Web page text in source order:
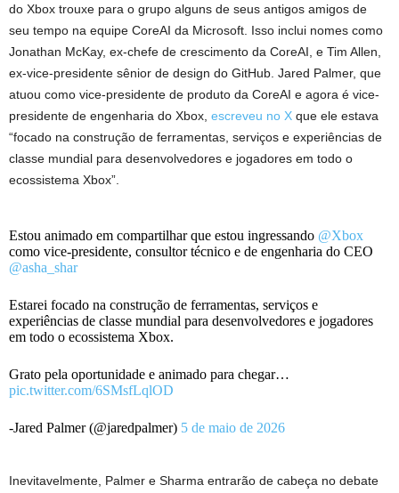
do Xbox trouxe para o grupo alguns de seus antigos amigos de
seu tempo na equipe CoreAI da Microsoft. Isso inclui nomes como
Jonathan McKay, ex-chefe de crescimento da CoreAI, e Tim Allen,
ex-vice-presidente sênior de design do GitHub. Jared Palmer, que
atuou como vice-presidente de produto da CoreAI e agora é vice-
presidente de engenharia do Xbox, escreveu no X que ele estava
“focado na construção de ferramentas, serviços e experiências de
classe mundial para desenvolvedores e jogadores em todo o
ecossistema Xbox”.
Estou animado em compartilhar que estou ingressando @Xbox
como vice-presidente, consultor técnico e de engenharia do CEO
@asha_shar
Estarei focado na construção de ferramentas, serviços e
experiências de classe mundial para desenvolvedores e jogadores
em todo o ecossistema Xbox.
Grato pela oportunidade e animado para chegar…
pic.twitter.com/6SMsfLqlOD
-Jared Palmer (@jaredpalmer) 5 de maio de 2026
Inevitavelmente, Palmer e Sharma entrarão de cabeça no debate